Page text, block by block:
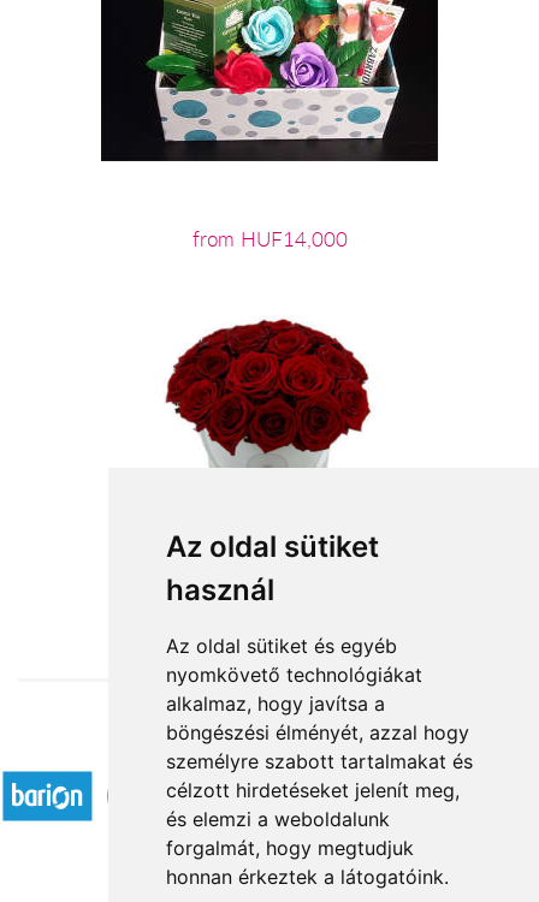
Az oldal sütiket
használ
Az oldal sütiket és egyéb
nyomkövető technológiákat
alkalmaz, hogy javítsa a
böngészési élményét, azzal hogy
személyre szabott tartalmakat és
célzott hirdetéseket jelenít meg,
és elemzi a weboldalunk
forgalmát, hogy megtudjuk
honnan érkeztek a látogatóink.
from HUF14,000
from HUF56,400
Accepted payment methods